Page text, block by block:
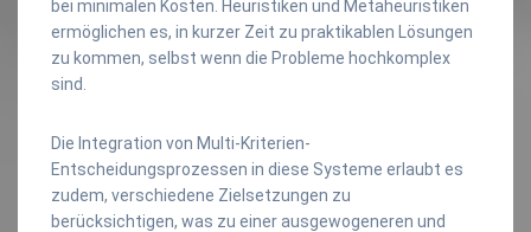
bei minimalen Kosten. Heuristiken und Metaheuristiken
ermöglichen es, in kurzer Zeit zu praktikablen Lösungen
zu kommen, selbst wenn die Probleme hochkomplex
sind.
Die Integration von Multi-Kriterien-
Entscheidungsprozessen in diese Systeme erlaubt es
zudem, verschiedene Zielsetzungen zu
berücksichtigen, was zu einer ausgewogeneren und